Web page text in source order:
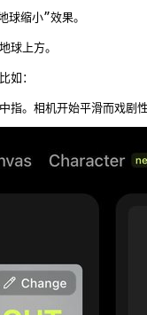
缩小”效果。
球上方。
如：
指。相机开始平滑而戏